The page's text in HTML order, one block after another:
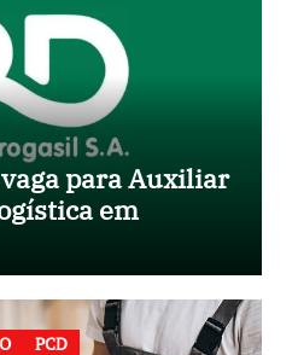
para Auxiliar
em
PCD